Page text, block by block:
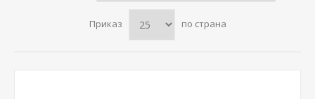
Приказ по страна